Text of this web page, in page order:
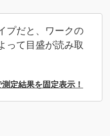
プだと、ワークの
って目盛が読み取
定結果を固定表示！